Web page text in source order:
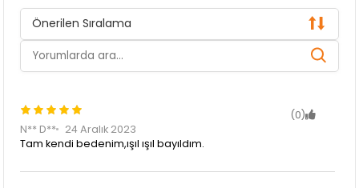
Önerilen Sıralama
(0)
N** D**
24 Aralık 2023
Tam kendi bedenim,ışıl ışıl bayıldım.